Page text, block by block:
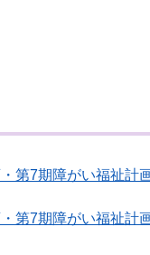
第7期障がい福祉計
第7期障がい福祉計